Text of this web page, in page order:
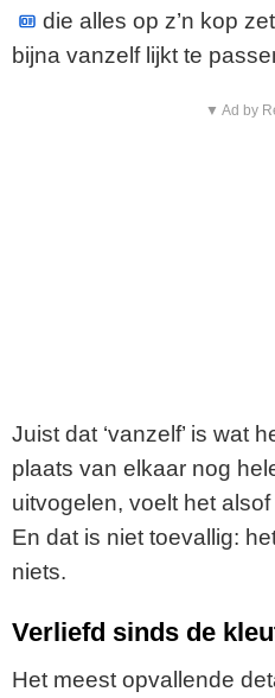
die alles op z’n kop
bijna vanzelf lijkt te
▼ Ad by
Juist dat ‘vanzelf’ is wat
plaats van elkaar nog
uitvogelen, voelt het
En dat is niet toevallig:
niets.
Verliefd sinds de
Het meest opvallende